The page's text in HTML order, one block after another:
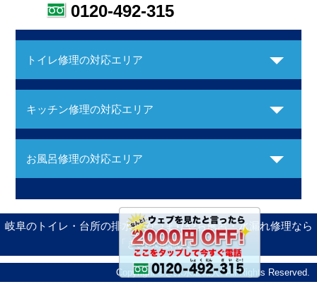
0120-492-315
トイレ修理の対応エリア
キッチン修理の対応エリア
お風呂修理の対応エリア
岐阜のトイレ・台所の排水管のつまりやお風呂・水漏れ修理なら
「ぎふ水道職人」
Copyright ©ぎふ水道職人. All Rights Reserved.